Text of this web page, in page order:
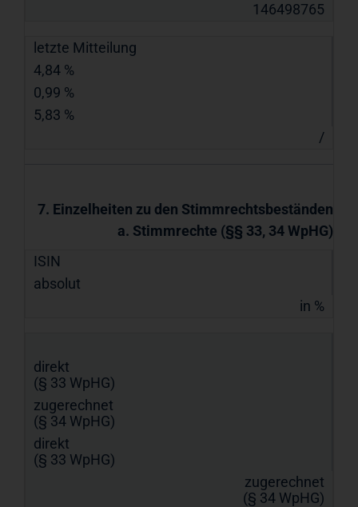
146498765
letzte Mitteilung
4,84 %
0,99 %
5,83 %
/
7. Einzelheiten zu den Stimmrechtsbeständen
a. Stimmrechte (§§ 33, 34 WpHG)
ISIN
absolut
in %
direkt
(§ 33 WpHG)
zugerechnet
(§ 34 WpHG)
direkt
(§ 33 WpHG)
zugerechnet
(§ 34 WpHG)